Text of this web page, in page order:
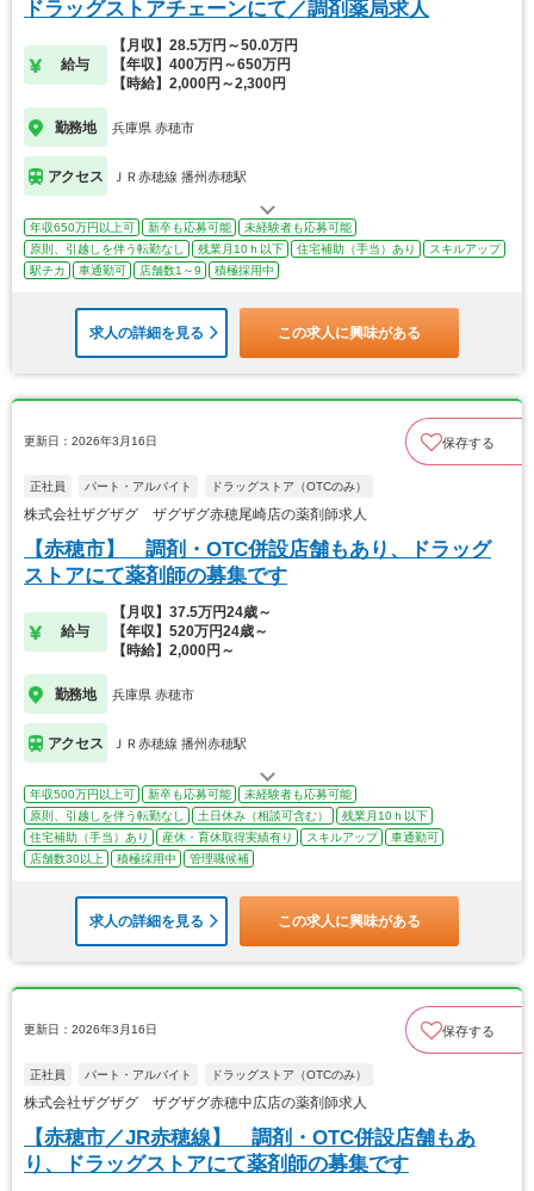
ドラッグストアチェーンにて／調剤薬局求人
給与
【月収】28.5万円～50.0万円
【年収】400万円～650万円
【時給】2,000円～2,300円
勤務地 兵庫県 赤穂市
アクセス ＪＲ赤穂線 播州赤穂駅
年収650万円以上可 新卒も応募可能
未経験者も応募可能
原則、引越しを伴う転勤なし
残業月10ｈ以下 住宅補助（手当）あり
スキルアップ
駅チカ
車通勤可 店舗数1～9 積極採用中
求人の詳細を見る この求人に興味がある
更新日：2026年3月16日 保存する
正社員 パート・アルバイト ドラッグストア（OTCのみ）
株式会社ザグザグ ザグザグ赤穂尾崎店の薬剤師求人
【赤穂市】 調剤・OTC併設店舗もあり、ドラッグ
ストアにて薬剤師の募集です
給与
【月収】37.5万円24歳～
【年収】520万円24歳～
【時給】2,000円～
勤務地 兵庫県 赤穂市
アクセス ＪＲ赤穂線 播州赤穂駅
年収500万円以上可 新卒も応募可能
未経験者も応募可能
原則、引越しを伴う転勤なし
土日休み（相談可含む）
残業月10ｈ以下
住宅補助（手当）あり
産休・育休取得実績有り スキルアップ
車通勤可
店舗数30以上
積極採用中 管理職候補
求人の詳細を見る この求人に興味がある
更新日：2026年3月16日 保存する
正社員 パート・アルバイト ドラッグストア（OTCのみ）
株式会社ザグザグ ザグザグ赤穂中広店の薬剤師求人
【赤穂市／JR赤穂線】 調剤・OTC併設店舗もあ
り、ドラッグストアにて薬剤師の募集です